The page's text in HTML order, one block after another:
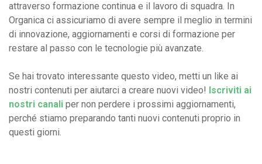
attraverso formazione continua e il lavoro di squadra. In
Organica ci assicuriamo di avere sempre il meglio in termini
di innovazione, aggiornamenti e corsi di formazione per
restare al passo con le tecnologie più avanzate.
Se hai trovato interessante questo video, metti un like ai
nostri contenuti per aiutarci a creare nuovi video! Iscriviti ai
nostri canali per non perdere i prossimi aggiornamenti,
perché stiamo preparando tanti nuovi contenuti proprio in
questi giorni.